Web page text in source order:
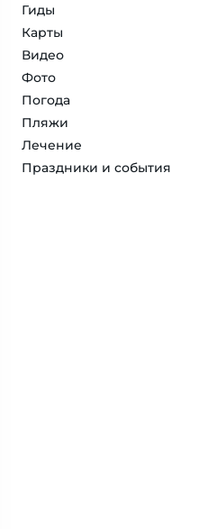
Гиды
Карты
Видео
Фото
Погода
Пляжи
Лечение
Праздники и события